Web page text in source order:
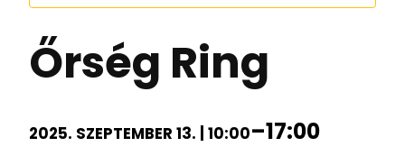
Őrség Ring
2025. SZEPTEMBER 13. | 10:00–17:00